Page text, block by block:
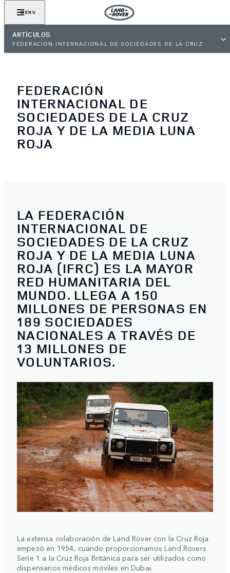
MENU
ARTÍCULOS
FEDERACIÓN INTERNACIONAL DE SOCIEDADES DE LA CRUZ
FEDERACIÓN
INTERNACIONAL DE
SOCIEDADES DE LA CRUZ
ROJA Y DE LA MEDIA LUNA
ROJA
LA FEDERACIÓN
INTERNACIONAL DE
SOCIEDADES DE LA CRUZ
ROJA Y DE LA MEDIA LUNA
ROJA (IFRC) ES LA MAYOR
RED HUMANITARIA DEL
MUNDO. LLEGA A 150
MILLONES DE PERSONAS EN
189 SOCIEDADES
NACIONALES A TRAVÉS DE
13 MILLONES DE
VOLUNTARIOS.
La extensa colaboración de Land Rover con la Cruz Roja
empezó en 1954, cuando proporcionamos Land Rovers
Serie 1 a la Cruz Roja Británica para ser utilizados como
dispensarios médicos móviles en Dubai.